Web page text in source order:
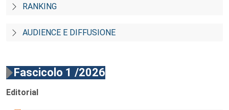
RANKING
AUDIENCE E DIFFUSIONE
Fascicolo 1 /2026
Editorial